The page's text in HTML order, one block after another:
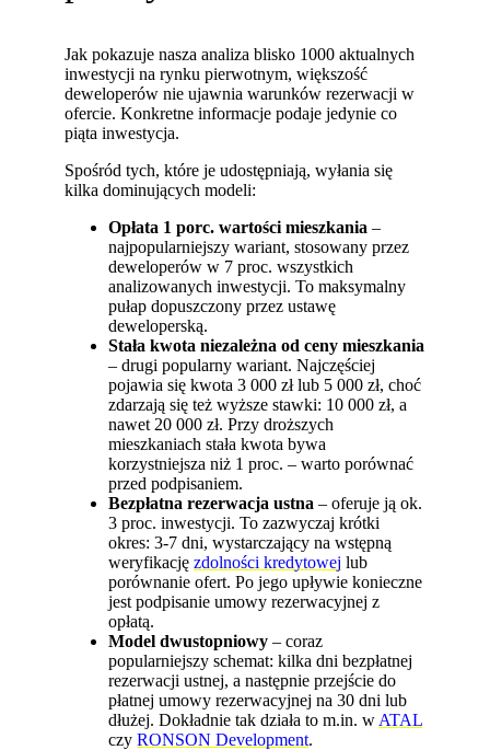
Jak pokazuje nasza analiza blisko 1000 aktualnych
inwestycji na rynku pierwotnym, większość
deweloperów nie ujawnia warunków rezerwacji w
ofercie. Konkretne informacje podaje jedynie co
piąta inwestycja.
Spośród tych, które je udostępniają, wyłania się
kilka dominujących modeli:
Opłata 1 porc. wartości mieszkania –
najpopularniejszy wariant, stosowany przez
deweloperów w 7 proc. wszystkich
analizowanych inwestycji. To maksymalny
pułap dopuszczony przez ustawę
deweloperską.
Stała kwota niezależna od ceny mieszkania
– drugi popularny wariant. Najczęściej
pojawia się kwota 3 000 zł lub 5 000 zł, choć
zdarzają się też wyższe stawki: 10 000 zł, a
nawet 20 000 zł. Przy droższych
mieszkaniach stała kwota bywa
korzystniejsza niż 1 proc. – warto porównać
przed podpisaniem.
Bezpłatna rezerwacja ustna – oferuje ją ok.
3 proc. inwestycji. To zazwyczaj krótki
okres: 3-7 dni, wystarczający na wstępną
weryfikacjęzdolności kredytowej lub
porównanie ofert. Po jego upływie konieczne
jest podpisanie umowy rezerwacyjnej z
opłatą.
Model dwustopniowy – coraz
popularniejszy schemat: kilka dni bezpłatnej
rezerwacji ustnej, a następnie przejście do
płatnej umowy rezerwacyjnej na 30 dni lub
dłużej. Dokładnie tak działa to m.in. w ATAL
czyRONSON Development.